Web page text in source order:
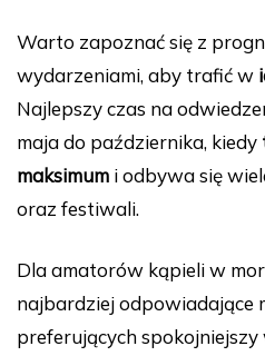
Warto zapoznać się z
wydarzeniami, aby trafić w
Najlepszy czas na
maja do października, kiedy
maksimum i odbywa się
oraz festiwali.
Dla amatorów kąpieli w
najbardziej odpowiadające
preferujących